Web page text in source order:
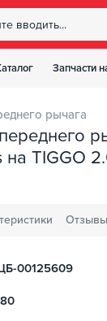
Запчасти
рычага
TIGGO
Отзывы
00125609